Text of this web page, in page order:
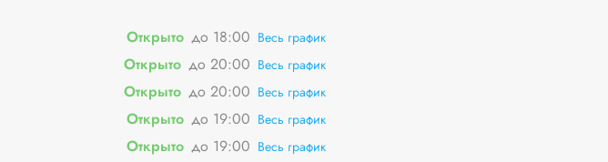
Открыто до 18:00 Весь график
Открыто до 20:00 Весь график
Открыто до 20:00 Весь график
Открыто до 19:00 Весь график
Открыто до 19:00 Весь график